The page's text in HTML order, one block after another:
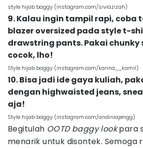
style hijab baggy (instagram.com/siviazizah)
9. Kalau ingin tampil rapi, coba
blazer oversized pada style t-
drawstring pants. Pakai chunky
cocok, lho!
Style hijab baggy (instagram.com/karina__kamil)
10. Bisa jadi ide gaya kuliah,
dengan highwaisted jeans,
aja!
Style hijab baggy (instagram.com/andiniajengg)
Begitulah OOTD baggy lookpara
menarik untuk disontek. Semoga